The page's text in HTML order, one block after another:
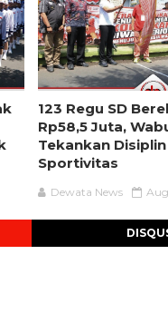
123 Regu SD
Rp58,5 Juta,
Tekankan
Sportivitas
Dewata News